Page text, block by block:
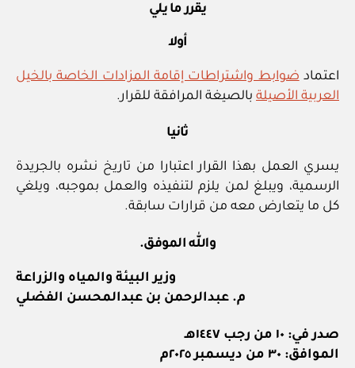
يقرر ما يلي
أولا
اعتماد ضوابط واشتراطات إقامة المزادات الخاصة بالخيل
العربية الأصيلة بالصيغة المرافقة للقرار.
ثانيا
يسري العمل بهذا القرار اعتبارا من تاريخ نشره بالجريدة
الرسمية، ويبلغ لمن يلزم لتنفيذه والعمل بموجبه، ويلغي
كل ما يتعارض معه من قرارات سابقة.
والله الموفق.
وزير البيئة والمياه والزراعة
م. عبدالرحمن بن عبدالمحسن الفضلي
صدر في: ١٠ من رجب ١٤٤٧هـ
الموافق: ٣٠ من ديسمبر ٢٠٢٥م